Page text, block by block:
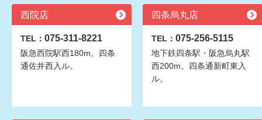
西院店
TEL： 075-311-8221
阪急西院駅西180m。四条
通佐井西入ル。
四条烏丸店
TEL： 075-256-5115
地下鉄四条駅・阪急烏丸駅
西200m。四条通新町東入
ル。